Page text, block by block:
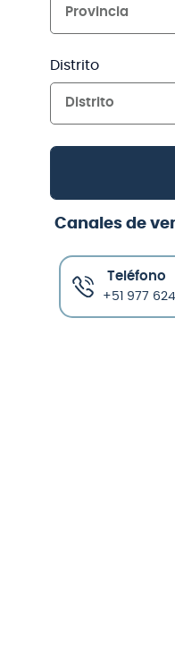
Provincia
Distrito
Distrito
Canales de
Teléfono
+51 977 624